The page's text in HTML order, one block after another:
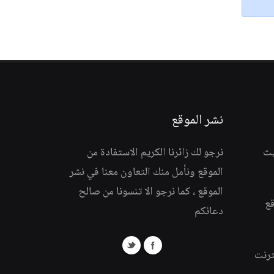
نشر الموقع
نرجو لك زائرنا الكريم الاستفادة من
الموقع ونأمل منك التعاون معنا في نشر
الموقع ، كما نرجو الا تنسونا من صالح
دعائكم